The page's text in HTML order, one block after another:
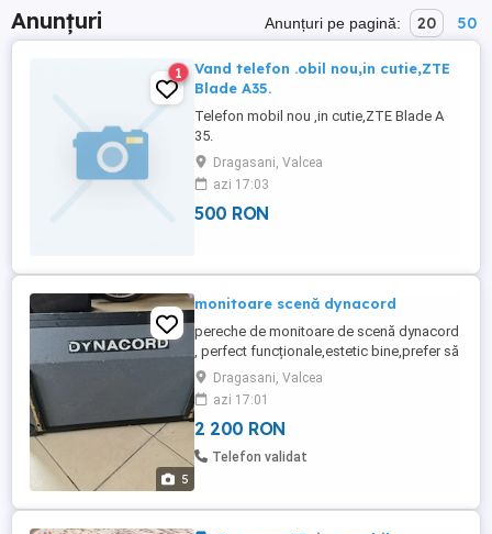
Anunțuri Anunțuri pe pagină: 20 50
1
Vand telefon .obil nou,in cutie,ZTE
Blade A35.
Telefon mobil nou ,in cutie,ZTE Blade A
35.
Dragasani, Valcea
azi 17:03
500 RON
5
monitoare scenă dynacord
pereche de monitoare de scenă dynacord
, perfect funcționale,estetic bine,prefer să
nu livrez,sunt foarte grele.
Dragasani, Valcea
azi 17:01
2 200 RON
Telefon validat